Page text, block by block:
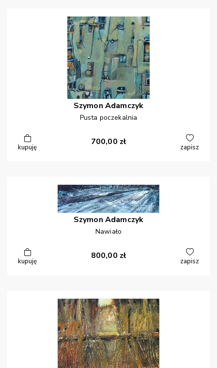
Szymon Adamczyk
Pusta poczekalnia
kupuję
700,00 zł
zapisz
Szymon Adamczyk
Nawiało
kupuję
800,00 zł
zapisz